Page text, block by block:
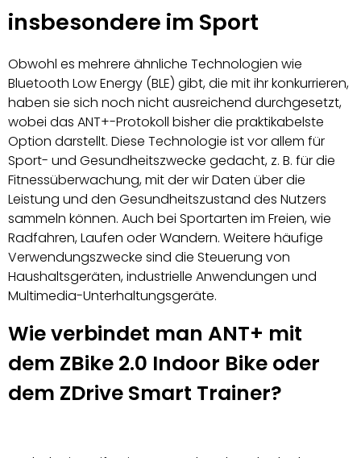
insbesondere im Sport
Obwohl es mehrere ähnliche Technologien wie
Bluetooth Low Energy (BLE) gibt, die mit ihr konkurrieren,
haben sie sich noch nicht ausreichend durchgesetzt,
wobei das ANT+-Protokoll bisher die praktikabelste
Option darstellt. Diese Technologie ist vor allem für
Sport- und Gesundheitszwecke gedacht, z. B. für die
Fitnessüberwachung, mit der wir Daten über die
Leistung und den Gesundheitszustand des Nutzers
sammeln können. Auch bei Sportarten im Freien, wie
Radfahren, Laufen oder Wandern. Weitere häufige
Verwendungszwecke sind die Steuerung von
Haushaltsgeräten, industrielle Anwendungen und
Multimedia-Unterhaltungsgeräte.
Wie verbindet man ANT+ mit
dem ZBike 2.0 Indoor Bike oder
dem ZDrive Smart Trainer?